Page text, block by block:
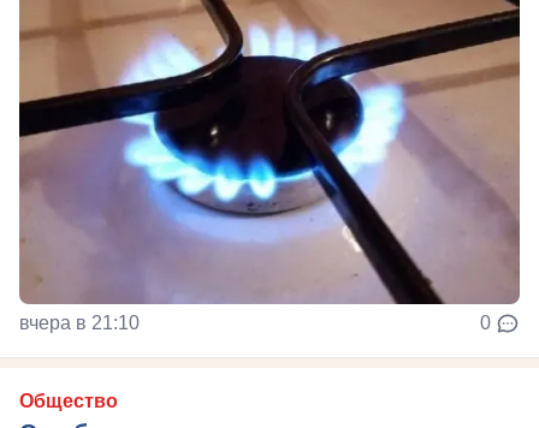
вчера в 21:10 0
Общество